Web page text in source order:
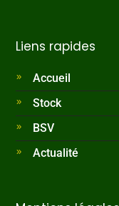
Liens rapides
Accueil
Stock
BSV
Actualité